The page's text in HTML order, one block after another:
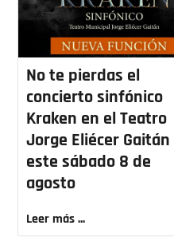
No te pierdas el
concierto sinfónico
Kraken en el Teatro
Jorge Eliécer Gaitán
este sábado 8 de
agosto
Leer más ...